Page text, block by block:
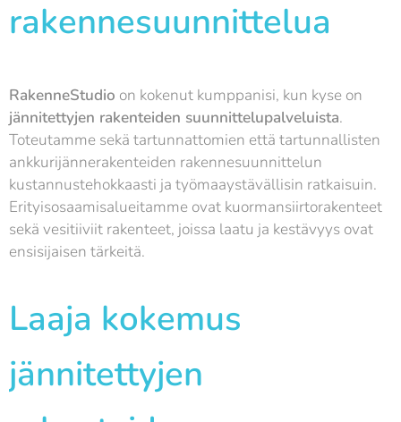
rakennesuunnittelua
RakenneStudio on kokenut kumppanisi, kun kyse on
jännitettyjen rakenteiden suunnittelupalveluista.
Toteutamme sekä tartunnattomien että tartunnallisten
ankkurijännerakenteiden rakennesuunnittelun
kustannustehokkaasti ja työmaaystävällisin ratkaisuin.
Erityisosaamisalueitamme ovat kuormansiirtorakenteet
sekä vesitiiviit rakenteet, joissa laatu ja kestävyys ovat
ensisijaisen tärkeitä.
Laaja kokemus
jännitettyjen